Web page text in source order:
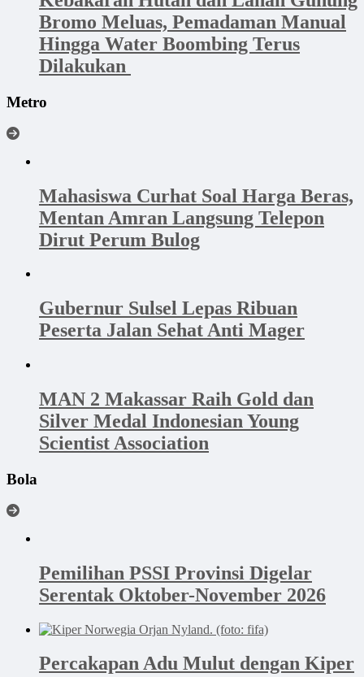
Bromo Meluas, Pemadaman Manual
Hingga Water Boombing Terus
Dilakukan ‎
Metro
Mahasiswa Curhat Soal Harga Beras,
Mentan Amran Langsung Telepon
Dirut Perum Bulog
Gubernur Sulsel Lepas Ribuan
Peserta Jalan Sehat Anti Mager
MAN 2 Makassar Raih Gold dan
Silver Medal Indonesian Young
Scientist Association
Bola
Pemilihan PSSI Provinsi Digelar
Serentak Oktober-November 2026
Percakapan Adu Mulut dengan Kiper